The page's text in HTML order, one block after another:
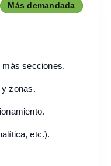
Más demandada
más secciones.
zonas.
etc.).